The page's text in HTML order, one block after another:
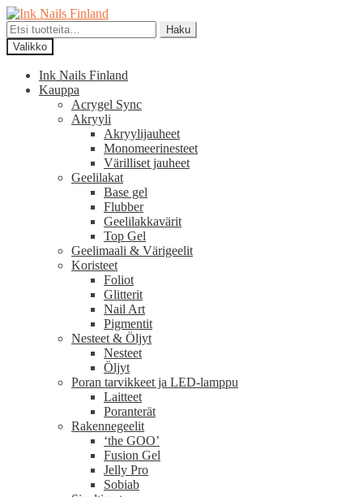
Siirry
navigointiin
Siirry
sisältöön
Etsi:
Haku
Valikko
Ink Nails Finland
Kauppa
Acrygel Sync
Akryyli
Akryylijauheet
Monomeerinesteet
Värilliset jauheet
Geelilakat
Base gel
Flubber
Geelilakkavärit
Top Gel
Geelimaali & Värigeelit
Koristeet
Foliot
Glitterit
Nail Art
Pigmentit
Nesteet & Öljyt
Nesteet
Öljyt
Poran tarvikkeet ja LED-lamppu
Laitteet
Poranterät
Rakennegeelit
‘the GOO’
Fusion Gel
Jelly Pro
Sobiab